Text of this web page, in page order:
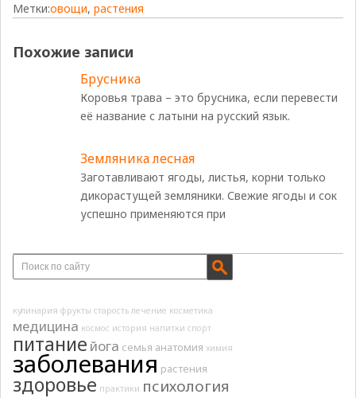
Метки:овощи,растения
Похожие записи
Брусника
Коровья трава – это брусника, если перевести
её название с латыни на русский язык.
Земляника лесная
Заготавливают ягоды, листья, корни только
дикорастущей земляники. Свежие ягоды и сок
успешно применяются при
кулинария фрукты старость лечение косметика
медицина космос история напитки спорт
питание йога семья анатомия химия
заболевания растения
здоровье практики психология